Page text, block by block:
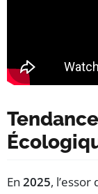
En 2025, l’essor